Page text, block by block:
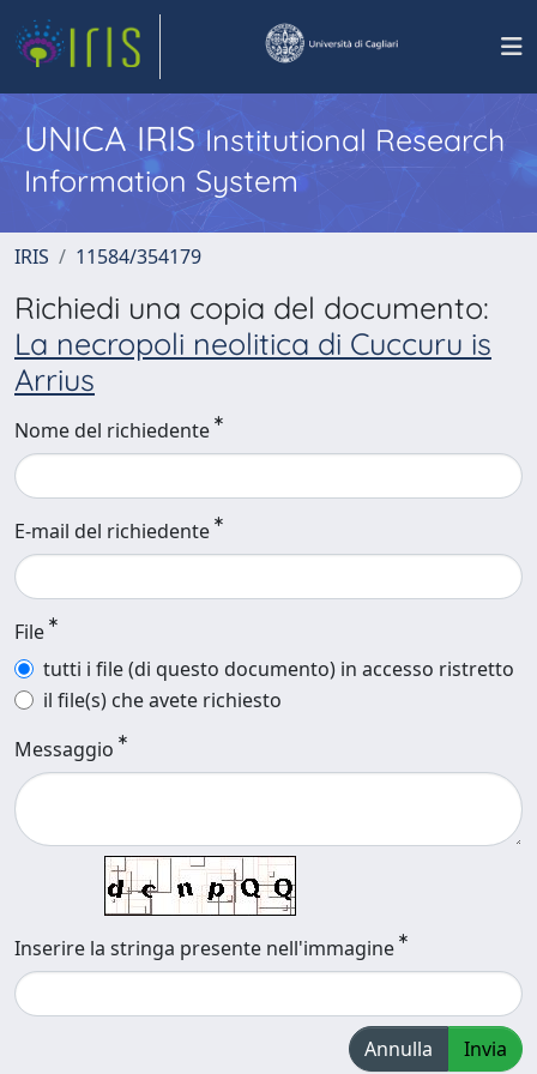
UNICA IRISInstitutional Research
Information System
IRIS 11584/354179
Richiedi una copia del documento:
La necropoli neolitica di Cuccuru is
Arrius
Nome del richiedente
E-mail del richiedente
File
tutti i file (di questo documento) in accesso ristretto
il file(s) che avete richiesto
Messaggio
Inserire la stringa presente nell'immagine
Annulla Invia